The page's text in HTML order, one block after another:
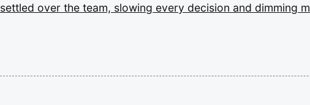
settled over the team, slowing every decision and dimming